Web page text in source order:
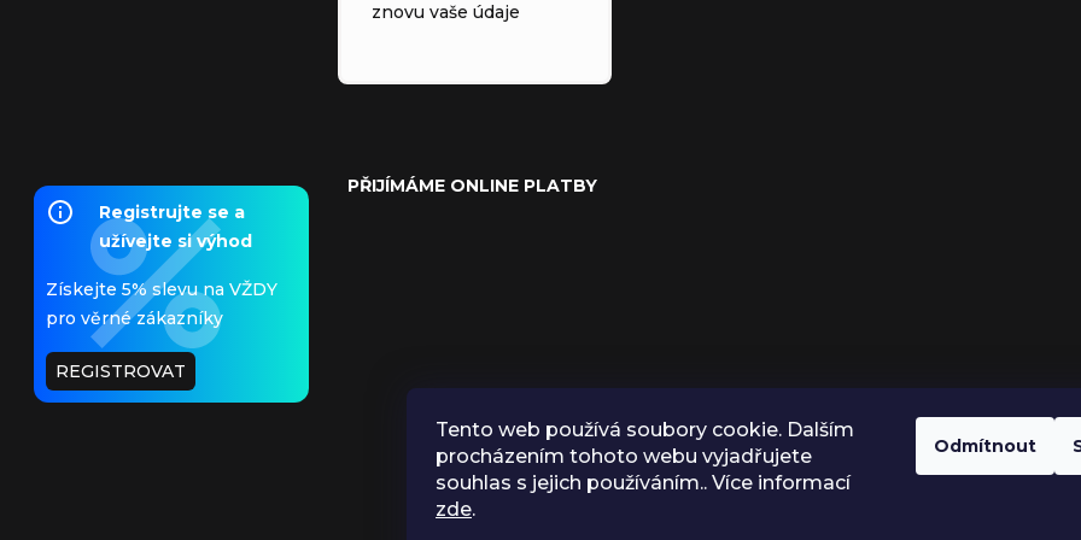
Tento web používá soubory cookie. Dalším
procházením tohoto webu vyjadřujete
souhlas s jejich používáním.. Více informací
zde.
Odmítnout
znovu vaše údaje
Registrujte se a
užívejte si výhod
Získejte 5% slevu na VŽDY
pro věrné zákazníky
REGISTROVAT
PŘIJÍMÁME ONLINE PLATBY